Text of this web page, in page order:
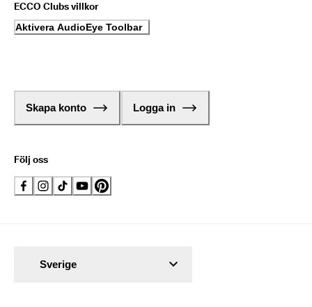
ECCO Clubs villkor
Aktivera AudioEye Toolbar
Skapa konto Logga in
Följ oss
Sverige